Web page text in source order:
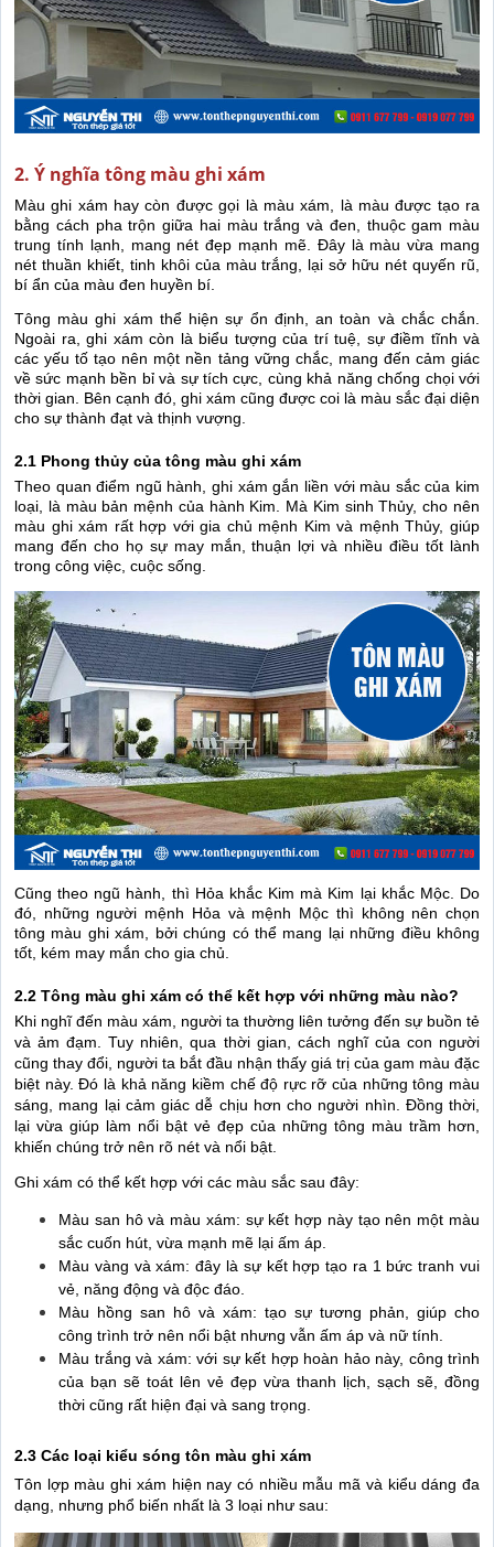
2. Ý nghĩa tông màu ghi xám
Màu ghi xám hay còn được gọi là màu xám, là màu được tạo ra
bằng cách pha trộn giữa hai màu trắng và đen, thuộc gam màu
trung tính lạnh, mang nét đẹp mạnh mẽ. Đây là màu vừa mang
nét thuần khiết, tinh khôi của màu trắng, lại sở hữu nét quyến rũ,
bí ẩn của màu đen huyền bí.
Tông màu ghi xám thể hiện sự ổn định, an toàn và chắc chắn.
Ngoài ra, ghi xám còn là biểu tượng của trí tuệ, sự điềm tĩnh và
các yếu tố tạo nên một nền tảng vững chắc, mang đến cảm giác
về sức mạnh bền bỉ và sự tích cực, cùng khả năng chống chọi với
thời gian. Bên cạnh đó, ghi xám cũng được coi là màu sắc đại diện
cho sự thành đạt và thịnh vượng.
2.1 Phong thủy của tông màu ghi xám
Theo quan điểm ngũ hành, ghi xám gắn liền với màu sắc của kim
loại, là màu bản mệnh của hành Kim. Mà Kim sinh Thủy, cho nên
màu ghi xám rất hợp với gia chủ mệnh Kim và mệnh Thủy, giúp
mang đến cho họ sự may mắn, thuận lợi và nhiều điều tốt lành
trong công việc, cuộc sống.
Cũng theo ngũ hành, thì Hỏa khắc Kim mà Kim lại khắc Mộc. Do
đó, những người mệnh Hỏa và mệnh Mộc thì không nên chọn
tông màu ghi xám, bởi chúng có thể mang lại những điều không
tốt, kém may mắn cho gia chủ.
2.2 Tông màu ghi xám có thể kết hợp với những màu nào?
Khi nghĩ đến màu xám, người ta thường liên tưởng đến sự buồn tẻ
và ảm đạm. Tuy nhiên, qua thời gian, cách nghĩ của con người
cũng thay đổi, người ta bắt đầu nhận thấy giá trị của gam màu đặc
biệt này. Đó là khả năng kiềm chế độ rực rỡ của những tông màu
sáng, mang lại cảm giác dễ chịu hơn cho người nhìn. Đồng thời,
lại vừa giúp làm nổi bật vẻ đẹp của những tông màu trầm hơn,
khiến chúng trở nên rõ nét và nổi bật.
Ghi xám có thể kết hợp với các màu sắc sau đây:
Màu san hô và màu xám: sự kết hợp này tạo nên một màu
sắc cuốn hút, vừa mạnh mẽ lại ấm áp.
Màu vàng và xám: đây là sự kết hợp tạo ra 1 bức tranh vui
vẻ, năng động và độc đáo.
Màu hồng san hô và xám: tạo sự tương phản, giúp cho
công trình trở nên nổi bật nhưng vẫn ấm áp và nữ tính.
Màu trắng và xám: với sự kết hợp hoàn hảo này, công trình
của bạn sẽ toát lên vẻ đẹp vừa thanh lịch, sạch sẽ, đồng
thời cũng rất hiện đại và sang trọng.
2.3 Các loại kiểu sóng tôn màu ghi xám
Tôn lợp màu ghi xám hiện nay có nhiều mẫu mã và kiểu dáng đa
dạng, nhưng phổ biến nhất là 3 loại như sau: